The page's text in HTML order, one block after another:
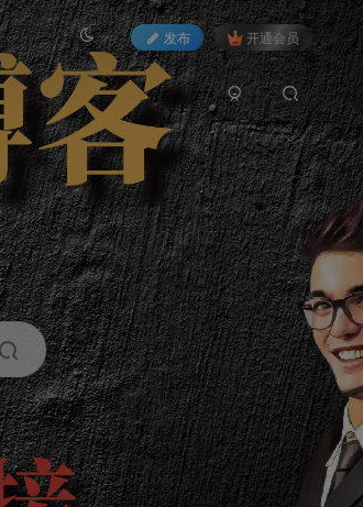
发布 开通会员